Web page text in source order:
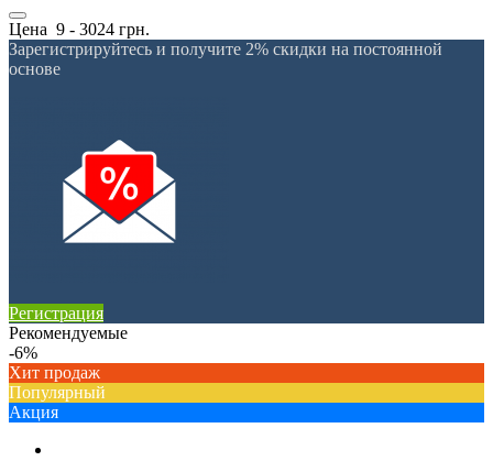
Цена 9 - 3024 грн.
Зарегистрируйтесь и получите 2% скидки на постоянной
основе
Регистрация
Рекомендуемые
-6%
Хит продаж
Популярный
Акция